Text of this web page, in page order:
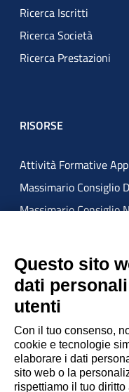
Ricerca Iscritti
Ricerca Società
Ricerca Prestazioni
RISORSE
Attività Formative
Massimario Consiglio
Massimario Consiglio
ATTUAZIONE MISURE
Questo sito
dati
utenti
Con il tuo consenso,
cookie e tecnologie
elaborare i dati
sito web o la
rispettiamo il tuo